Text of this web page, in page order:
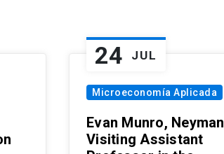
24 JUL
Microeconomía Aplicada
Evan Munro, Neyman
Visiting Assistant